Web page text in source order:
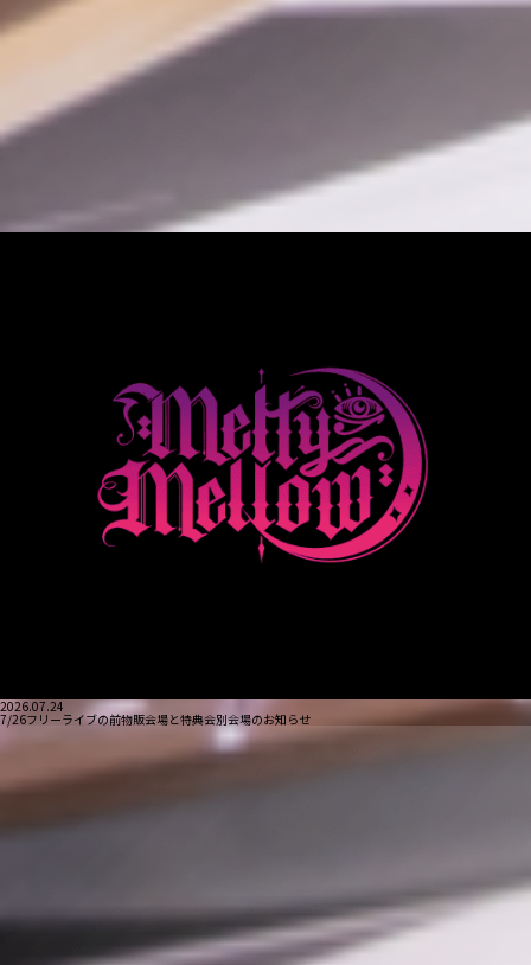
2026.07.24
7/26フリーライブの前物販会場と特典会別会場のお知らせ